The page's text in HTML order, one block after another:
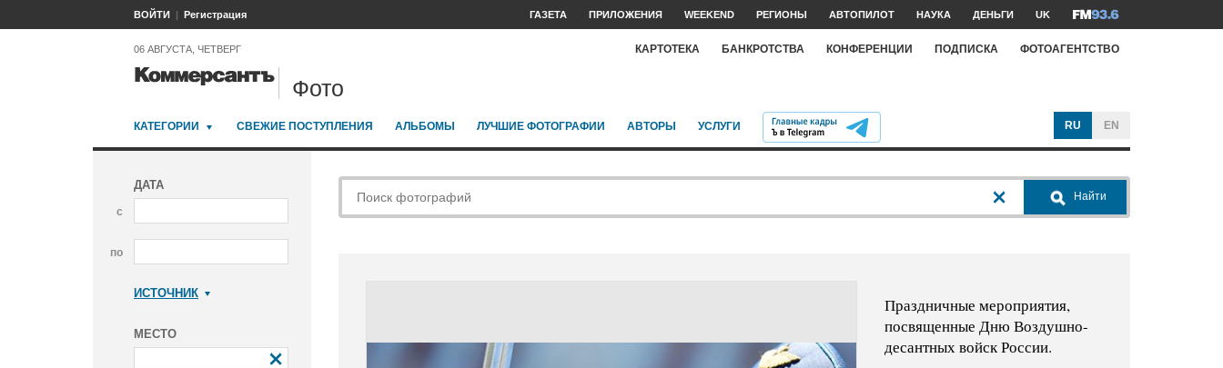
ВОЙТИ Регистрация ГАЗЕТА ПРИЛОЖЕНИЯ WEEKEND РЕГИОНЫ АВТОПИЛОТ НАУКА ДЕНЬГИ UK
06 АВГУСТА, ЧЕТВЕРГ КАРТОТЕКА БАНКРОТСТВА КОНФЕРЕНЦИИ ПОДПИСКА ФОТОАГЕНТСТВО
Фото
КАТЕГОРИИ СВЕЖИЕ ПОСТУПЛЕНИЯ АЛЬБОМЫ ЛУЧШИЕ ФОТОГРАФИИ АВТОРЫ УСЛУГИ RU EN
ДАТА
с
по
ИСТОЧНИК
МЕСТО
Найти
Праздничные мероприятия,
посвященные Дню Воздушно-
десантных войск России.